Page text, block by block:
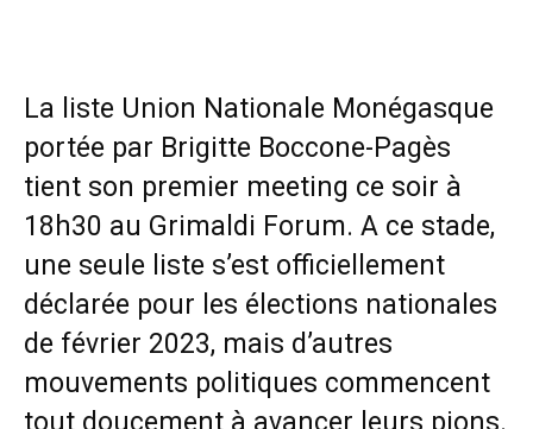
La liste Union Nationale Monégasque
portée par Brigitte Boccone-Pagès
tient son premier meeting ce soir à
18h30 au Grimaldi Forum. A ce stade,
une seule liste s’est officiellement
déclarée pour les élections nationales
de février 2023, mais d’autres
mouvements politiques commencent
tout doucement à avancer leurs pions.